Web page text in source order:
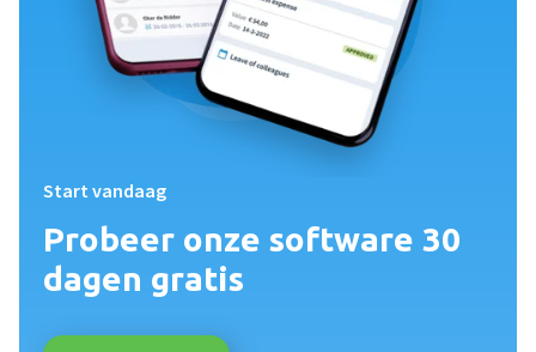
Start vandaag
Probeer onze software 30
dagen gratis